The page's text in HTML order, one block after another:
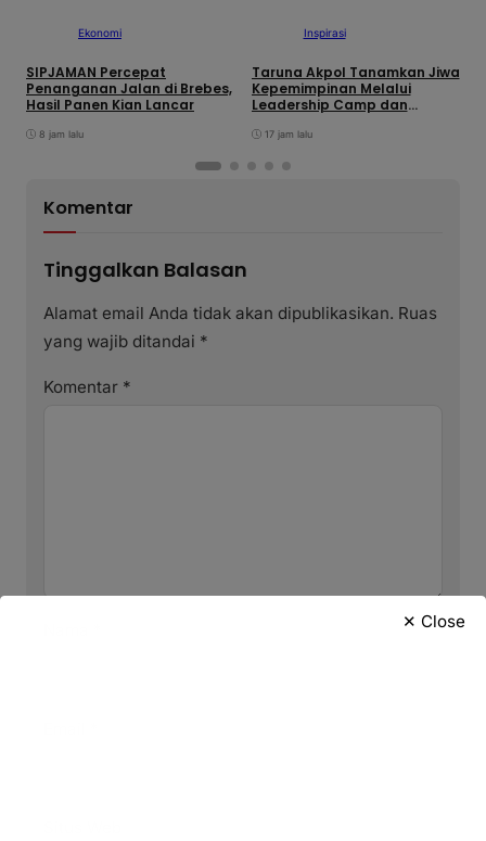
Ekonomi
SIPJAMAN Percepat
Penanganan Jalan di Brebes,
Hasil Panen Kian Lancar
8 jam lalu
Inspirasi
Taruna Akpol Tanamkan Jiwa
Kepemimpinan Melalui
Leadership Camp dan
Siswa Sekolah Rakyat
17 jam lalu
Komentar
Tinggalkan Balasan
Alamat email Anda tidak akan dipublikasikan. Ruas
yang wajib ditandai *
Komentar *
✕ Close